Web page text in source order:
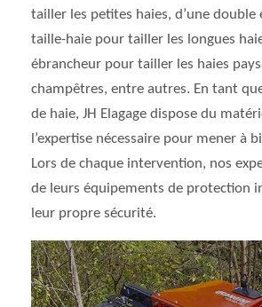
tailler les petites haies, d’une double
taille-haie pour tailler les longues
ébrancheur pour tailler les haies
champêtres, entre autres. En tant
de haie, JH Elagage dispose du
l’expertise nécessaire pour mener à
Lors de chaque intervention, nos
de leurs équipements de protection
leur propre sécurité.